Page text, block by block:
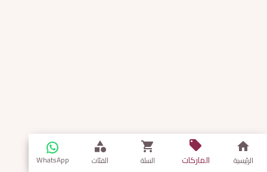
الرئيسية الماركات السلة الفئات WhatsApp